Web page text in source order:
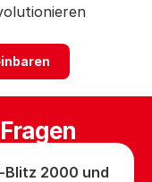
Blitz 2000 und